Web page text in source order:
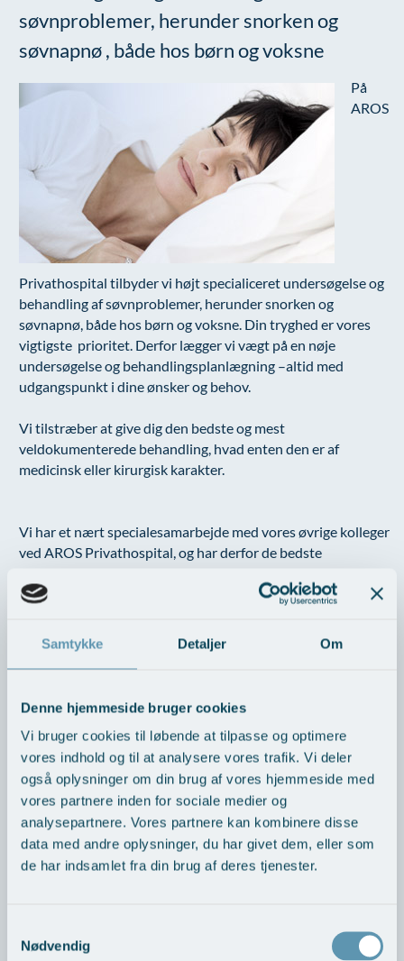
Samtykke Detaljer Om
Denne hjemmeside bruger cookies
Vi bruger cookies til løbende at tilpasse og optimere
vores indhold og til at analysere vores trafik. Vi deler
også oplysninger om din brug af vores hjemmeside med
vores partnere inden for sociale medier og
analysepartnere. Vores partnere kan kombinere disse
data med andre oplysninger, du har givet dem, eller som
de har indsamlet fra din brug af deres tjenester.
Nødvendig
Ar og strækmærker
Uønsket hårvækst
Hårtab
Aldersprægede håndrygge
Kropsforyngelse og opstramning
Intim konturering/foryngelse
Mandlig genitalområde - forskønnelse
Kosmetisk Plastikkirurgi
Kæbekirurgi
Skræddersyede dropbehandlinger
Før / efter billeder
Modelopskrivning
Plasmaprodukter i æstetisk, kosmetisk og anti-
aging medicin
Udskrivelse
Kontakt os & Find vej
Kvalitet og patienttilfredshed
Nyttige links
Parkering og opladning på AROS Privathospital
Persondatapolitik på AROS
Rygepolitik
Samarbejde mellem specialer
Sengestuer
Standardbetingelser for privatbetalte
operationer
Ventetid i det offentlige - Frit sygehusvalg
Vores mål
søvnproblemer, herunder snorken og
søvnapnø , både hos børn og voksne
På
AROS
Privathospital tilbyder vi højt specialiceret undersøgelse og
behandling af søvnproblemer, herunder snorken og
søvnapnø, både hos børn og voksne. Din tryghed er vores
vigtigste prioritet. Derfor lægger vi vægt på en nøje
undersøgelse og behandlingsplanlægning –altid med
udgangspunkt i dine ønsker og behov.
Vi tilstræber at give dig den bedste og mest
veldokumenterede behandling, hvad enten den er af
medicinsk eller kirurgisk karakter.
Vi har et nært specialesamarbejde med vores øvrige kolleger
ved AROS Privathospital, og har derfor de bedste
har ingen ventetider, og du behøver ikke en henvisning
Servicetelefon for patienter i CPAP-behandling:
Vi anvender CPAP-udstyr fra ResMed.
Disse apparater er ikke påvirket af tilbagekaldelsen.
Vil du læse artiklen omkring tilbagekaldelsen af de
omnævnte apparater fra Philips Respironics - så klik
her.
Ingen ventetider